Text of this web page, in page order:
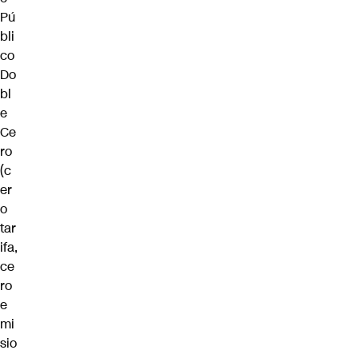
Pú
bli
co
Do
bl
e
Ce
ro
(c
er
o
tar
ifa,
ce
ro
e
mi
sio